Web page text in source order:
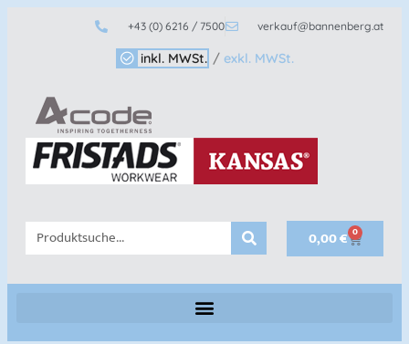
+43 (0) 6216 / 7500 verkauf@bannenberg.at
inkl. MWSt. / exkl. MWSt.
0,00€ 0